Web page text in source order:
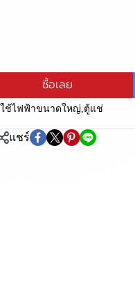
ซื้อเลย
ใช้ไฟฟ้าขนาดใหญ่,ตู้แช่
แชร์